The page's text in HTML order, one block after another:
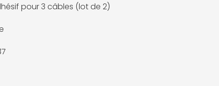
pour 3 câbles (lot de 2)